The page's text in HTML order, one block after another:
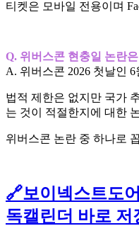
티켓은 모바일 전용이며
Q. 위버스콘 현충일 논란
A. 위버스콘 2026 첫날인
법적 제한은 없지만 국가
는 것이 적절한지에 대한
위버스콘 논란 중 하나로
🔗보이넥스트도
독캘린더 바로 저